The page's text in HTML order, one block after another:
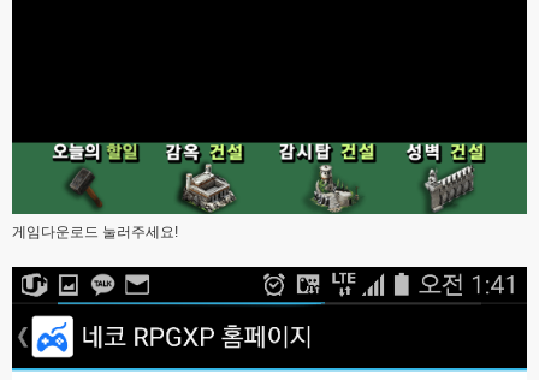
게임다운로드 눌러주세요!